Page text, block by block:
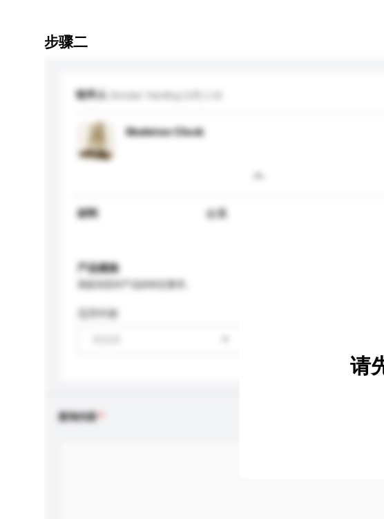
步骤二
收件人 Sinclair Harding (UK) Ltd
Skeleton Clock
材料 金属
产品规格
适用年龄
查询内容
请